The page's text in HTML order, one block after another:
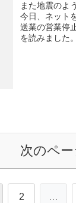
また地震のよ
今日、ネット
送業の営業停
を読みました
次のペー
2 …